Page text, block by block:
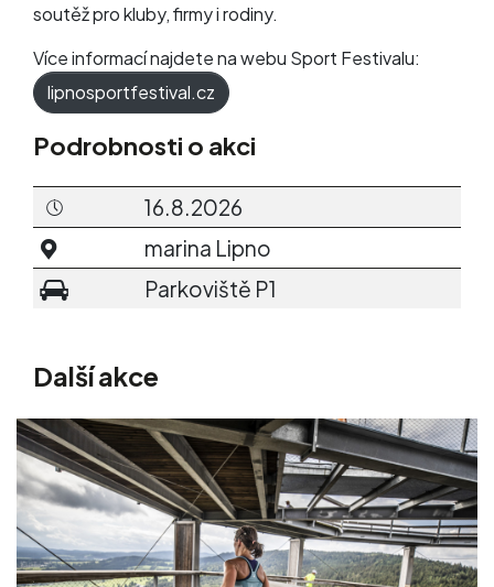
soutěž pro kluby, firmy i rodiny.
Více informací najdete na webu Sport Festivalu:
lipnosportfestival.cz
Podrobnosti o akci
16.8.2026
marina Lipno
Parkoviště P1
Další akce